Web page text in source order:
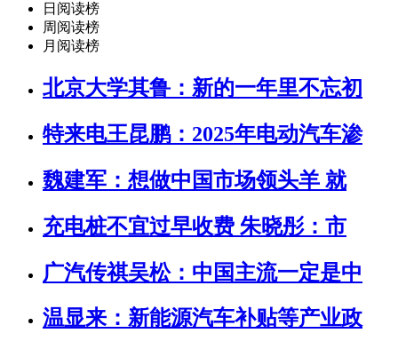
日阅读榜
周阅读榜
月阅读榜
北京大学其鲁：新的一年里不忘初
特来电王昆鹏：2025年电动汽车渗
魏建军：想做中国市场领头羊 就
充电桩不宜过早收费 朱晓彤：市
广汽传祺吴松：中国主流一定是中
温显来：新能源汽车补贴等产业政